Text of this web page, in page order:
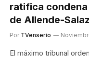
ratifica
de Allende-
Por TVenserio
El máximo tribunal